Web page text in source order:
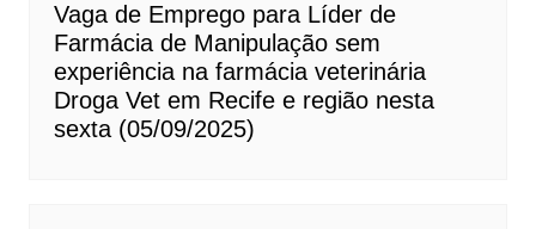
Vaga de Emprego para Líder de
Farmácia de Manipulação sem
experiência na farmácia veterinária
Droga Vet em Recife e região nesta
sexta (05/09/2025)